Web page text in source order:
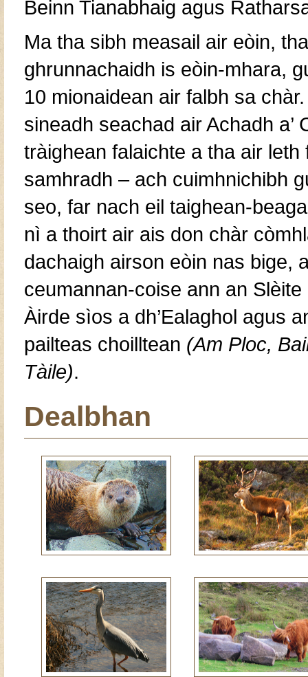
Beinn Tianabhaig agus
Ma tha sibh measail air eòin,
ghrunnachaidh is eòin-mhara,
10 mionaidean air falbh sa chàr.
sineadh seachad air Achadh
tràighean falaichte a tha air
samhradh – ach cuimhnichibh
seo, far nach eil taighean-
nì a thoirt air ais don chàr
dachaigh airson eòin nas bige,
ceumannan-coise ann an
Àirde sìos a dh’Ealaghol agus
pailteas choilltean (Am Ploc,
Tàile).
Dealbhan